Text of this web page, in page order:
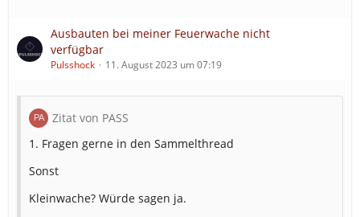
Ausbauten bei meiner Feuerwache nicht
verfügbar
Pulsshock 11. August 2023 um 07:19
Zitat von PASS
1. Fragen gerne in den Sammelthread
Sonst
Kleinwache? Würde sagen ja.